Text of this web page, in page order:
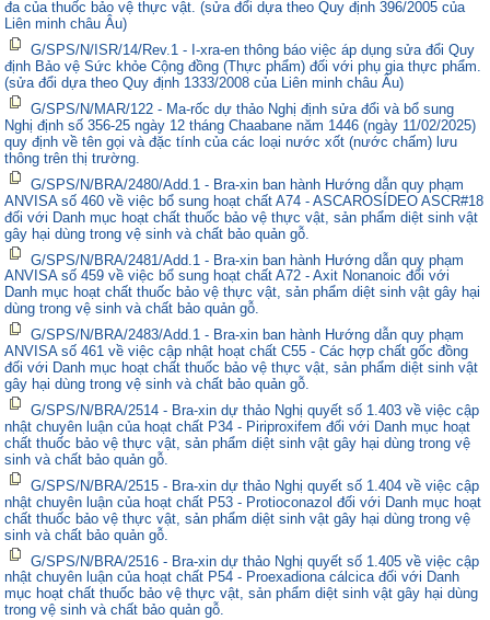
đa của thuốc bảo vệ thực vật. (sửa đổi dựa theo Quy định 396/2005 của
Liên minh châu Âu)
G/SPS/N/ISR/14/Rev.1 - I-xra-en thông báo việc áp dụng sửa đổi Quy
định Bảo vệ Sức khỏe Cộng đồng (Thực phẩm) đối với phụ gia thực phẩm.
(sửa đổi dựa theo Quy định 1333/2008 của Liên minh châu Âu)
G/SPS/N/MAR/122 - Ma-rốc dự thảo Nghị định sửa đổi và bổ sung
Nghị định số 356-25 ngày 12 tháng Chaabane năm 1446 (ngày 11/02/2025)
quy định về tên gọi và đặc tính của các loại nước xốt (nước chấm) lưu
thông trên thị trường.
G/SPS/N/BRA/2480/Add.1 - Bra-xin ban hành Hướng dẫn quy phạm
ANVISA số 460 về việc bổ sung hoạt chất A74 - ASCAROSÍDEO ASCR#18
đối với Danh mục hoạt chất thuốc bảo vệ thực vật, sản phẩm diệt sinh vật
gây hại dùng trong vệ sinh và chất bảo quản gỗ.
G/SPS/N/BRA/2481/Add.1 - Bra-xin ban hành Hướng dẫn quy phạm
ANVISA số 459 về việc bổ sung hoạt chất A72 - Axit Nonanoic đối với
Danh mục hoạt chất thuốc bảo vệ thực vật, sản phẩm diệt sinh vật gây hại
dùng trong vệ sinh và chất bảo quản gỗ.
G/SPS/N/BRA/2483/Add.1 - Bra-xin ban hành Hướng dẫn quy phạm
ANVISA số 461 về việc cập nhật hoạt chất C55 - Các hợp chất gốc đồng
đối với Danh mục hoạt chất thuốc bảo vệ thực vật, sản phẩm diệt sinh vật
gây hại dùng trong vệ sinh và chất bảo quản gỗ.
G/SPS/N/BRA/2514 - Bra-xin dự thảo Nghị quyết số 1.403 về việc cập
nhật chuyên luận của hoạt chất P34 - Piriproxifem đối với Danh mục hoạt
chất thuốc bảo vệ thực vật, sản phẩm diệt sinh vật gây hại dùng trong vệ
sinh và chất bảo quản gỗ.
G/SPS/N/BRA/2515 - Bra-xin dự thảo Nghị quyết số 1.404 về việc cập
nhật chuyên luận của hoạt chất P53 - Protioconazol đối với Danh mục hoạt
chất thuốc bảo vệ thực vật, sản phẩm diệt sinh vật gây hại dùng trong vệ
sinh và chất bảo quản gỗ.
G/SPS/N/BRA/2516 - Bra-xin dự thảo Nghị quyết số 1.405 về việc cập
nhật chuyên luận của hoạt chất P54 - Proexadiona cálcica đối với Danh
mục hoạt chất thuốc bảo vệ thực vật, sản phẩm diệt sinh vật gây hại dùng
trong vệ sinh và chất bảo quản gỗ.